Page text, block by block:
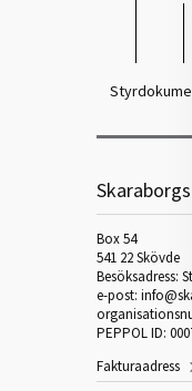
Box 54
541 22 Skövde
Besöksadress:
e-post:
PEPPOL ID:
Fakturaadress